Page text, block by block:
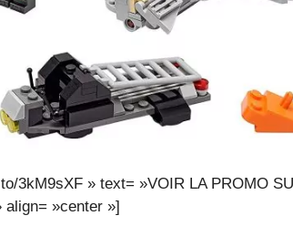
3kM9sXF » text= »VOIR LA PROMO
align= »center »]